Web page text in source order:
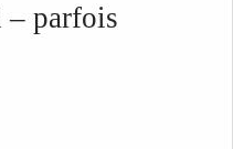
– parfois